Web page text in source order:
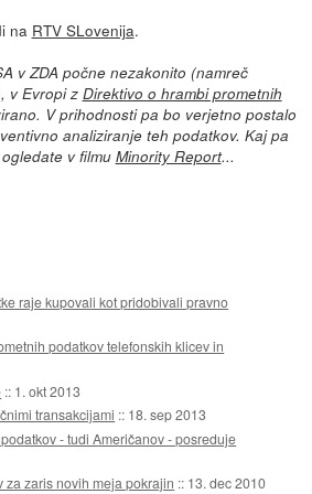
na RTV SLovenija.
v ZDA počne nezakonito (namreč
v Evropi z Direktivo o hrambi prometnih
V prihodnosti pa bo verjetno postalo
analiziranje teh podatkov. Kaj pa
v filmu Minority Report...
raje kupovali kot pridobivali pravno
podatkov telefonskih klicev in
:: 1. okt 2013
transakcijami :: 18. sep 2013
- tudi Američanov - posreduje
zaris novih meja pokrajin :: 13. dec 2010